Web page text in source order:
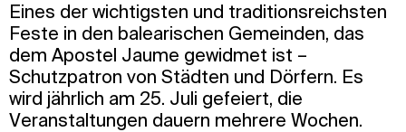
Eines der wichtigsten und traditionsreichsten
Feste in den balearischen Gemeinden, das
dem Apostel Jaume gewidmet ist –
Schutzpatron von Städten und Dörfern. Es
wird jährlich am 25. Juli gefeiert, die
Veranstaltungen dauern mehrere Wochen.